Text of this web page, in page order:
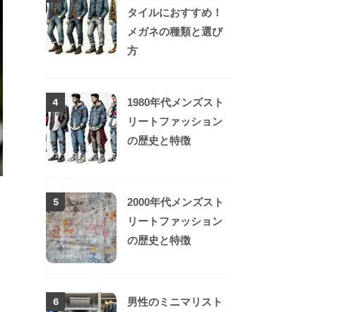
タイルにおすすめ！
メガネの種類と選び
方
4
1980年代メンズスト
リートファッション
の歴史と特徴
5
2000年代メンズスト
リートファッション
の歴史と特徴
6
男性のミニマリスト